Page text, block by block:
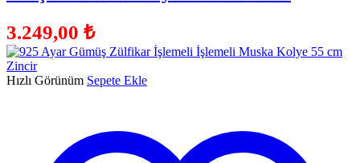
3.249,00 ₺
Hızlı Görünüm Sepete Ekle